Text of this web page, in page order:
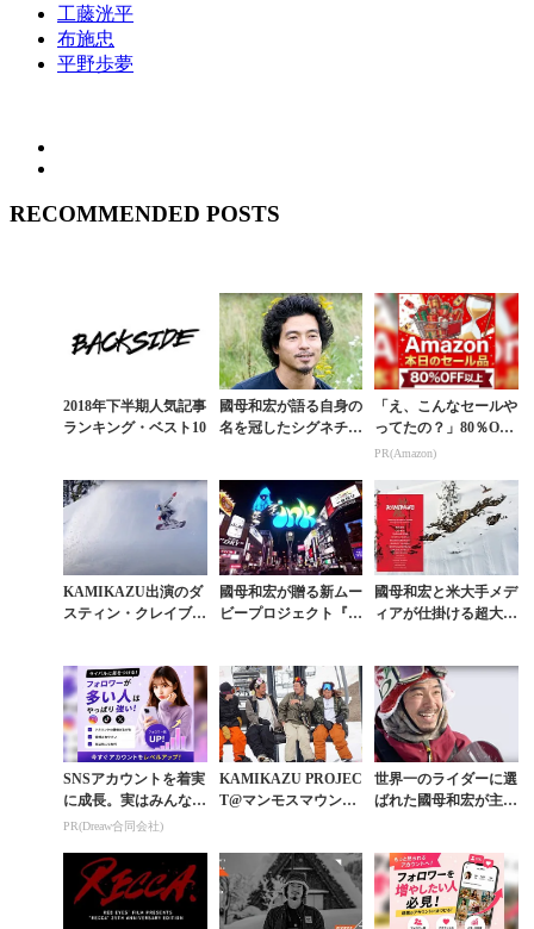
工藤洸平
布施忠
平野歩夢
RECOMMENDED POSTS
2018年下半期人気記事
ランキング・ベスト10
國母和宏が語る自身の
名を冠したシグネチャ
「え、こんなセールや
ってたの？」80％OFF
以上が続々登場！Am
PR(Amazon)
KAMIKAZU出演のダ
スティン・クレイブン
國母和宏が贈る新ムー
ビープロジェクト『I
國母和宏と米大手メデ
ィアが仕掛ける超大作
SNSアカウントを着実
に成長。実はみんなコ
コ使ってます。
PR(Dreaw合同会社)
KAMIKAZU PROJEC
T@マンモスマウンテ
世界一のライダーに選
ばれた國母和宏が主役